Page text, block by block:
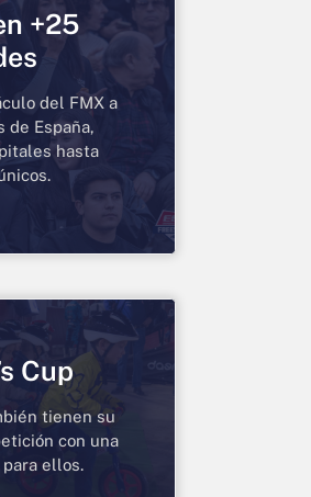
+25
del FMX a
de España,
hasta
Cup
tienen su
con una
ellos.